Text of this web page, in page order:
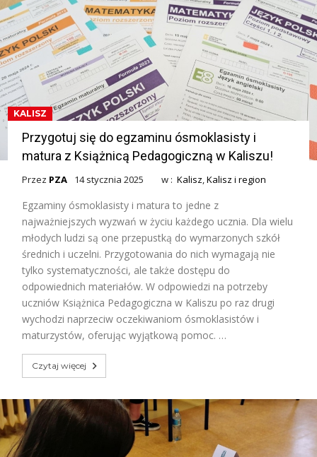
KALISZ
Przygotuj się do egzaminu ósmoklasisty i
matura z Książnicą Pedagogiczną w Kaliszu!
Przez PZA 14 stycznia 2025 w :Kalisz,Kalisz i region
Egzaminy ósmoklasisty i matura to jedne z
najważniejszych wyzwań w życiu każdego ucznia. Dla wielu
młodych ludzi są one przepustką do wymarzonych szkół
średnich i uczelni. Przygotowania do nich wymagają nie
tylko systematyczności, ale także dostępu do
odpowiednich materiałów. W odpowiedzi na potrzeby
uczniów Książnica Pedagogiczna w Kaliszu po raz drugi
wychodzi naprzeciw oczekiwaniom ósmoklasistów i
maturzystów, oferując wyjątkową pomoc. …
Czytaj więcej